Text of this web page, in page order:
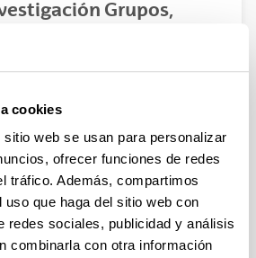
cookies
web se usan para personalizar
ofrecer funciones de redes
tráfico. Además, compartimos
uso que haga del sitio web con
redes sociales, publicidad y análisis
combinarla con otra información
Grupos,